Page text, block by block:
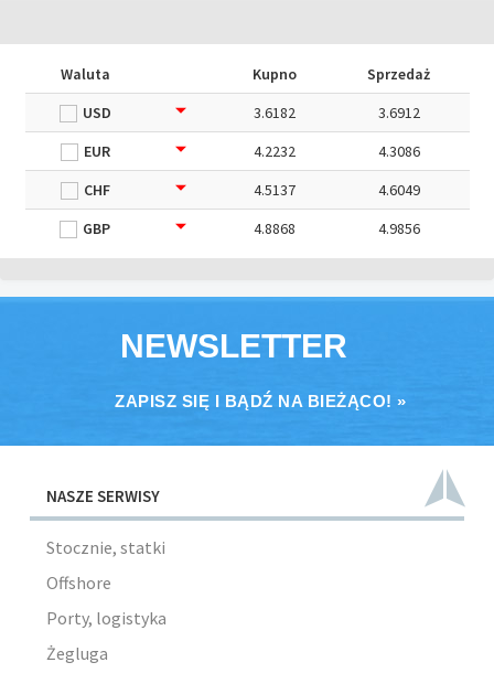
Waluta Kupno
Sprzedaż
USD
3.6182
3.6912
EUR
4.2232
4.3086
CHF
4.5137
4.6049
GBP
4.8868 4.9856
NEWSLETTER
ZAPISZ SIĘ I BĄDŹ NA BIEŻĄCO! »
NASZE SERWISY
Stocznie, statki
Offshore
Porty, logistyka
Żegluga